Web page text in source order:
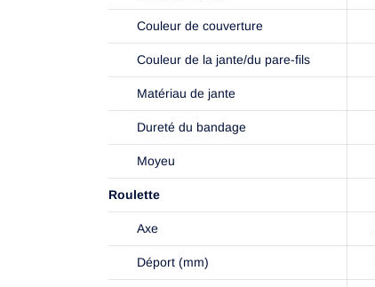
Couleur de couverture
Couleur de la jante/du pare-fils
Matériau de jante
Dureté du bandage
Moyeu
Roulette
Axe
Déport (mm)